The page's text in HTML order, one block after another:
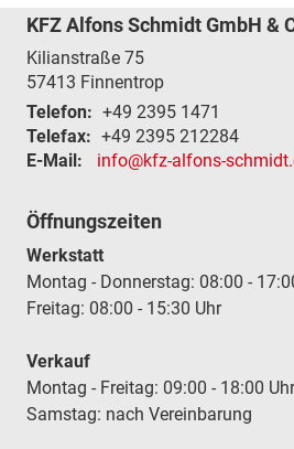
KFZ Alfons Schmidt GmbH &
Kilianstraße 75
57413 Finnentrop
Telefon: +49 2395 1471
Telefax: +49 2395 212284
E-Mail:
info@kfz-alfons-
Öffnungszeiten
Werkstatt
Montag - Donnerstag: 08:00 -
Freitag: 08:00 - 15:30 Uhr
Verkauf
Montag - Freitag: 09:00 - 18:00 Uhr
Samstag: nach Vereinbarung